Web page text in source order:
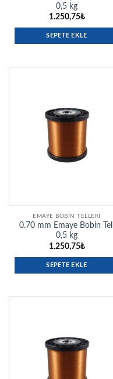
0,5 kg
1.250,75₺
SEPETE EKLE
EMAYE BOBIN TELLERI
0.70 mm Emaye Bobin
0,5 kg
1.250,75₺
SEPETE EKLE